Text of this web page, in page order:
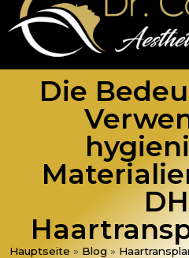
Die
Hauptseite » Blog »